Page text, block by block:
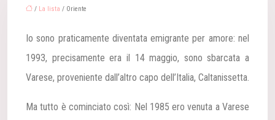
/ La lista / Oriente
Io sono praticamente diventata emigrante per amore: nel
1993, precisamente era il 14 maggio, sono sbarcata a
Varese, proveniente dall’altro capo dell’Italia, Caltanissetta.
Ma tutto è cominciato così: Nel 1985 ero venuta a Varese